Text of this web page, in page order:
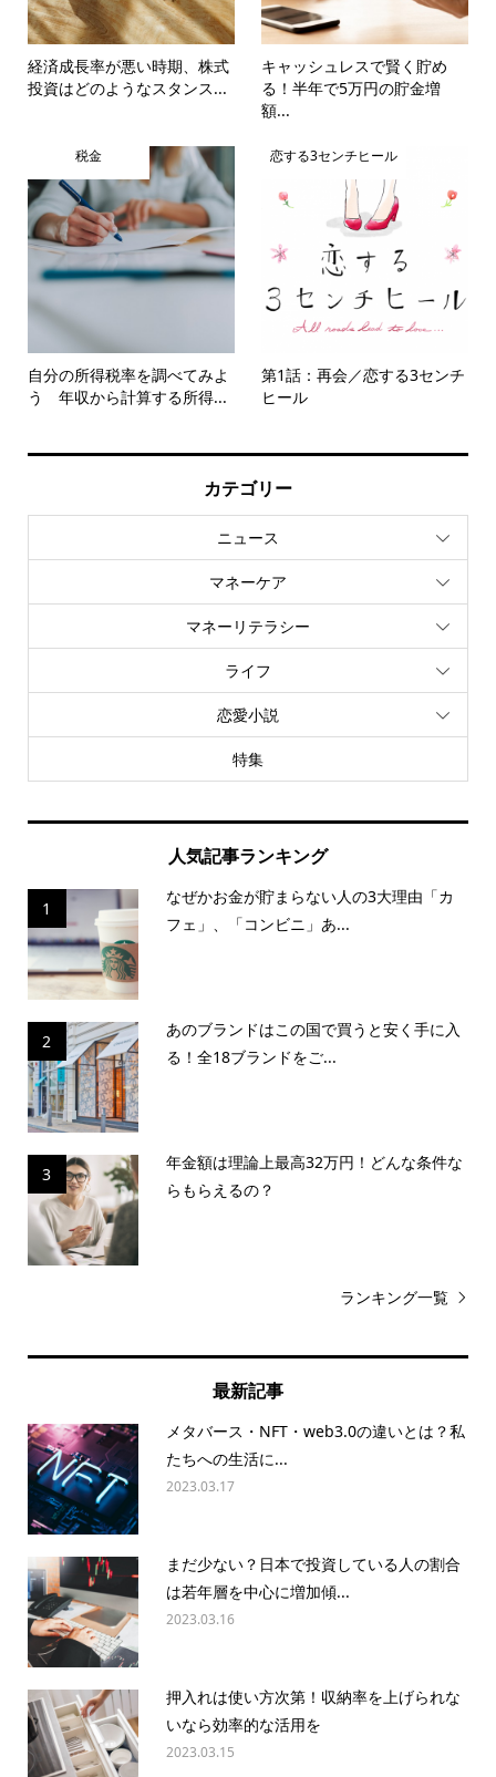
経済成長率が悪い時期、株式
投資はどのようなスタンス...
キャッシュレスで賢く貯め
る！半年で5万円の貯金増
額...
税金
自分の所得税率を調べてみよ
う 年収から計算する所得...
恋する3センチヒール
第1話：再会／恋する3センチ
ヒール
カテゴリー
ニュース
マネーケア
マネーリテラシー
ライフ
恋愛小説
特集
人気記事ランキング
1
なぜかお金が貯まらない人の3大理由「カ
フェ」、「コンビニ」あ...
2
あのブランドはこの国で買うと安く手に入
る！全18ブランドをご...
3
年金額は理論上最高32万円！どんな条件な
らもらえるの？
ランキング一覧
最新記事
メタバース・NFT・web3.0の違いとは？私
たちへの生活に...
2023.03.17
まだ少ない？日本で投資している人の割合
は若年層を中心に増加傾...
2023.03.16
押入れは使い方次第！収納率を上げられな
いなら効率的な活用を
2023.03.15